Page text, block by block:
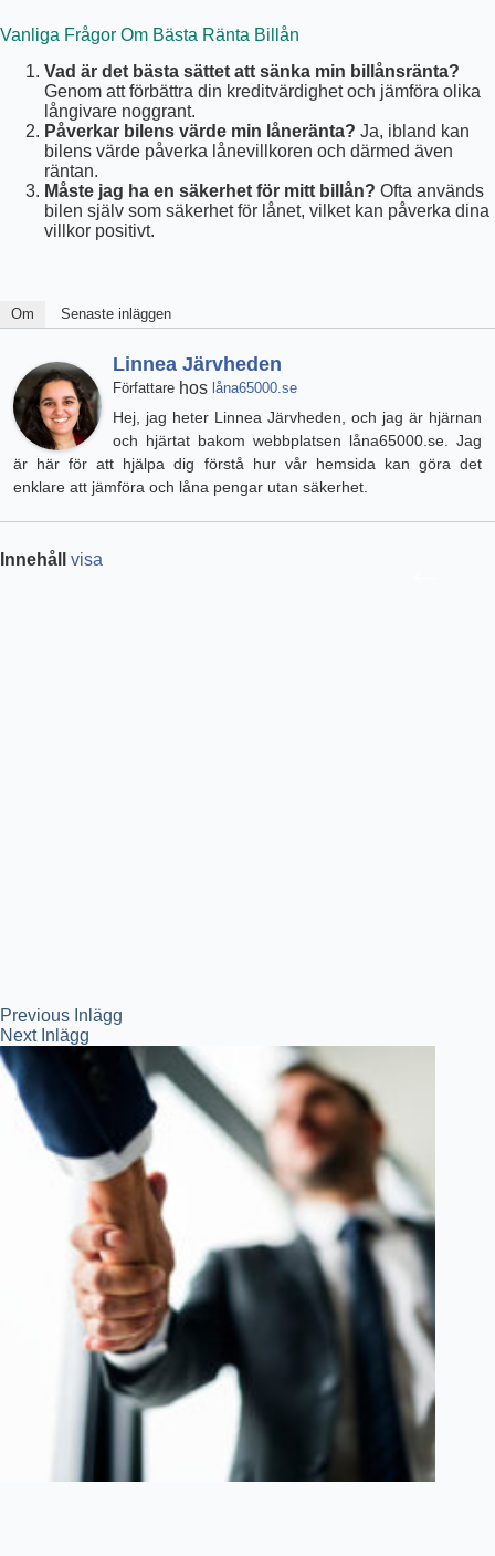
Vanliga Frågor Om Bästa Ränta Billån
Vad är det bästa sättet att sänka min billånsränta?
Genom att förbättra din kreditvärdighet och jämföra olika
långivare noggrant.
Påverkar bilens värde min låneränta? Ja, ibland kan
bilens värde påverka lånevillkoren och därmed även
räntan.
Måste jag ha en säkerhet för mitt billån? Ofta används
bilen själv som säkerhet för lånet, vilket kan påverka dina
villkor positivt.
Om Senaste inläggen
Linnea Järvheden
Författare hos låna65000.se
Hej, jag heter Linnea Järvheden, och jag är hjärnan
och hjärtat bakom webbplatsen låna65000.se. Jag
är här för att hjälpa dig förstå hur vår hemsida kan göra det
enklare att jämföra och låna pengar utan säkerhet.
Innehåll visa
Previous Inlägg
Next Inlägg